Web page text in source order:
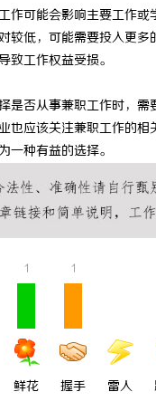
作可能会影响主要工作
较低，可能需要投入更
致工作权益受损。
是否从事兼职工作时，
也应该关注兼职工作的
一种有益的选择。
1
鲜花
1
握手 雷人